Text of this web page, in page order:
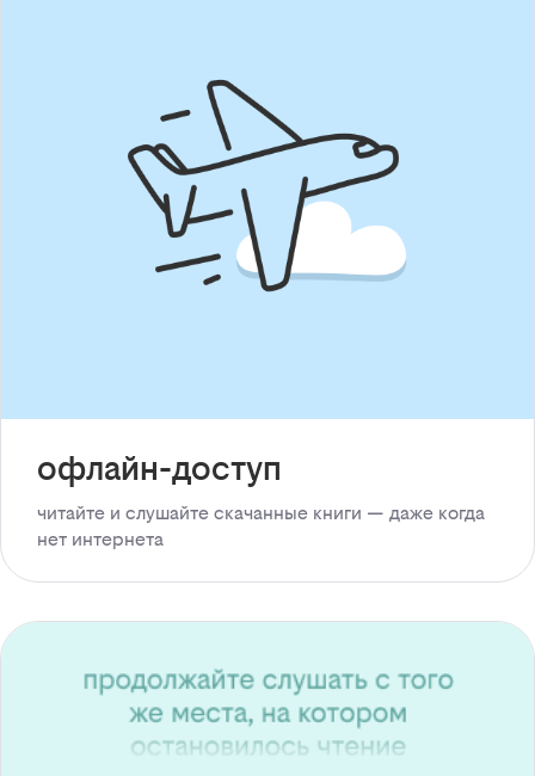
офлайн-доступ
читайте и слушайте скачанные книги — даже когда
нет интернета